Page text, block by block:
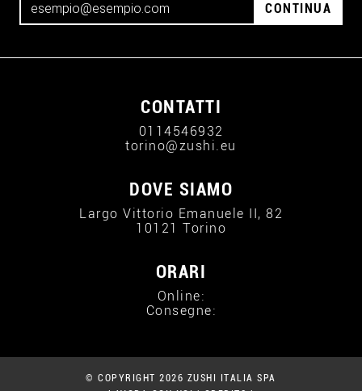
CONTINUA
CONTATTI
0114546932
torino@zushi.eu
DOVE SIAMO
Largo Vittorio Emanuele II, 82
10121 Torino
ORARI
Online:
Consegne:
© COPYRIGHT 2026 ZUSHI ITALIA SPA